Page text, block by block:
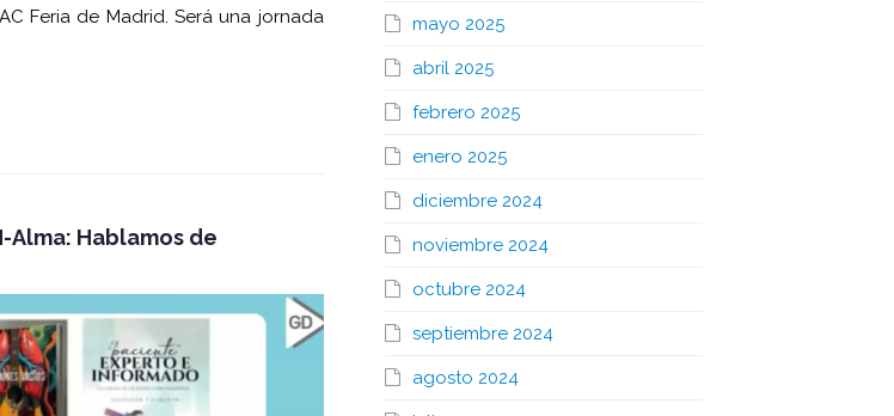
Feria de Madrid. Será una jornada
Alma: Hablamos de
mayo 2025
abril 2025
febrero 2025
enero 2025
diciembre 2024
noviembre 2024
octubre 2024
septiembre 2024
agosto 2024